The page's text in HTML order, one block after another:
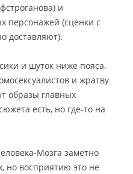
и
персонажей (сценки с
доставляют).
и шуток ниже пояса.
и жратву
образы главных
есть, но где-то на
Мозга заметно
но восприятию это не